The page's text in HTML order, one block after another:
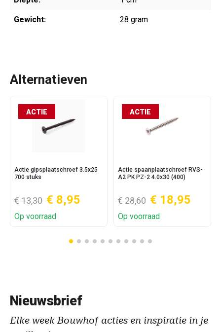
Gewicht: 28 gram
Alternatieven
ACTIE
Actie gipsplaatschroef 3.5x25
700 stuks
€ 13,30 € 8,95
Op voorraad
ACTIE
Actie spaanplaatschroef RVS-
A2 PK PZ-2 4.0x30 (400)
€ 28,60 € 18,95
Op voorraad
Nieuwsbrief
Elke week Bouwhof acties en inspiratie in je